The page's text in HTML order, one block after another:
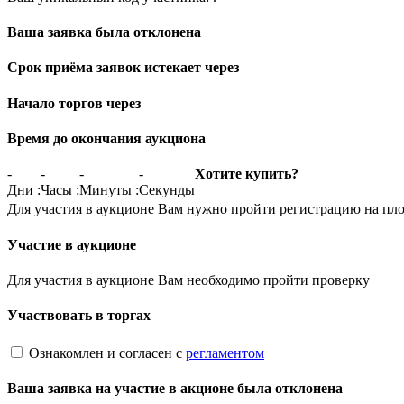
Ваша заявка была отклонена
Срок приёма заявок истекает через
Начало торгов через
Время до окончания аукциона
-
Дни :
-
Часы :
-
Минуты :
-
Секунды
Хотите купить?
Для участия в аукционе Вам нужно пройти регистрацию на
Участие в аукционе
Для участия в аукционе Вам необходимо пройти проверку
Участвовать в торгах
Ознакомлен и согласен с регламентом
Ваша заявка на участие в акционе была отклонена